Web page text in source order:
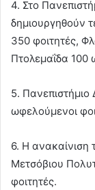
4. Στο
δημιουργηθούν
350 φοιτητές,
Πτολεμαΐδα 100
5. Πανεπιστήμιο
ωφελούμενοι
6. Η ανακαίνιση
Μετσόβιου
φοιτητές.